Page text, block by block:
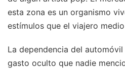
esta zona es un organismo
estímulos que el viajero
La dependencia del
gasto oculto que nadie